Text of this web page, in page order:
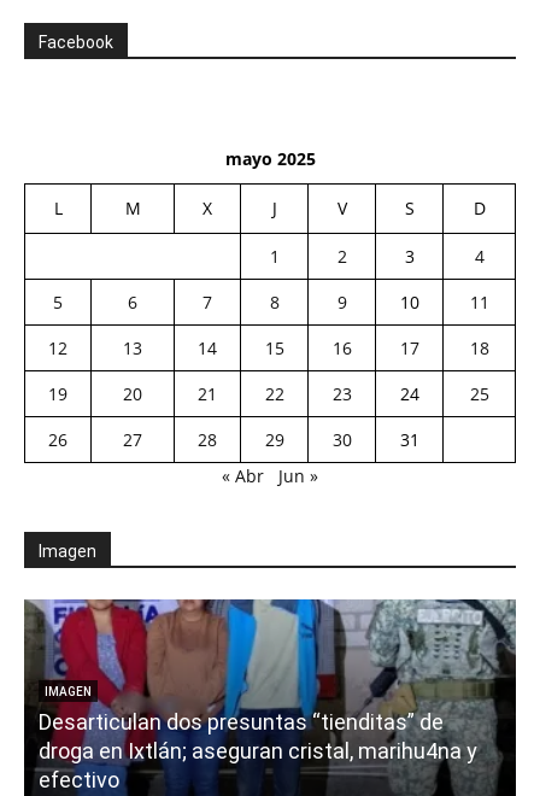
Facebook
mayo 2025
L M X J V S D
1 2 3
4
5
6 7 8 9 10
11
12
13 14 15 16 17
18
19
20 21 22 23 24
25
26
27 28 29 30
31
« Abr
Jun »
Imagen
IMAGEN
Desarticulan dos presuntas “tienditas” de
droga en Ixtlán; aseguran cristal, marihu4na y
efectivo